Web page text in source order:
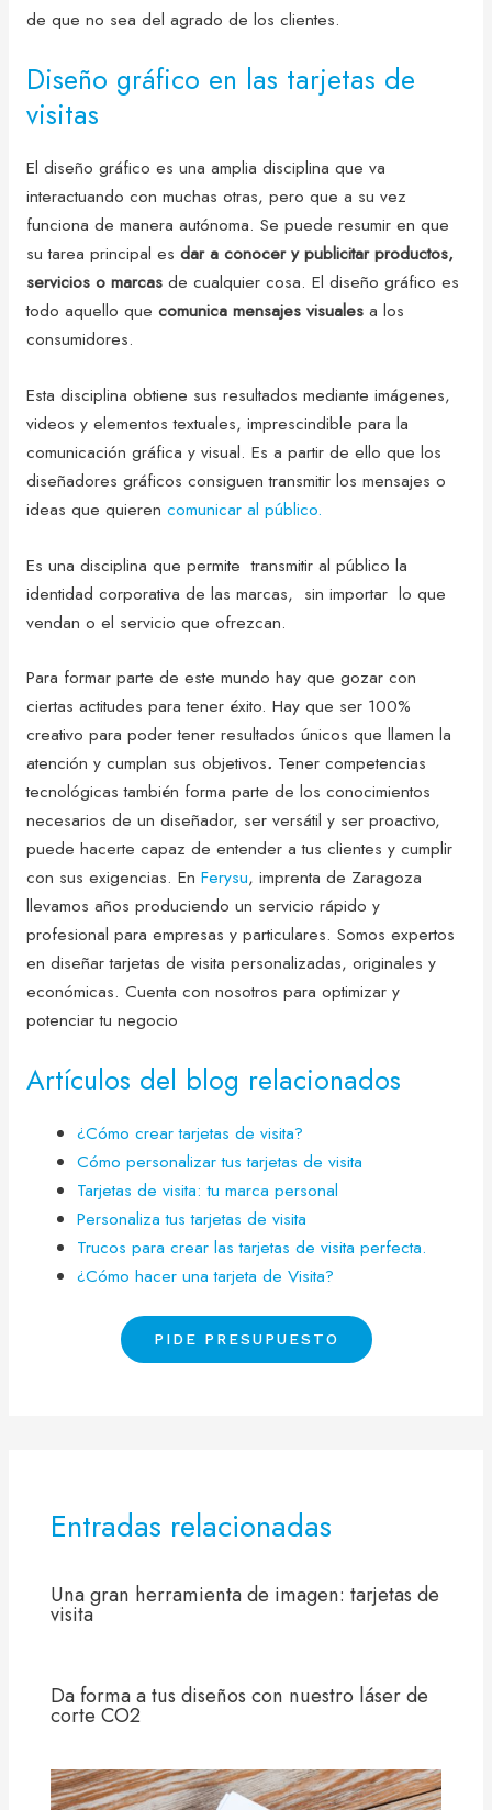
de que no sea del agrado de los clientes.
Diseño gráfico en las tarjetas de
visitas
El diseño gráfico es una amplia disciplina que va
interactuando con muchas otras, pero que a su vez
funciona de manera autónoma. Se puede resumir en que
su tarea principal es dar a conocer y publicitar productos,
servicios o marcas de cualquier cosa. El diseño gráfico es
todo aquello que comunica mensajes visualesa los
consumidores.
Esta disciplina obtiene sus resultados mediante imágenes,
videos y elementos textuales, imprescindible para la
comunicación gráfica y visual. Es a partir de ello que los
diseñadores gráficos consiguen transmitir los mensajes o
ideas que quieren comunicar al público.
Es una disciplina que permite transmitir al público la
identidad corporativa de las marcas, sin importar lo que
vendan o el servicio que ofrezcan.
Para formar parte de este mundo hay que gozar con
ciertas actitudes para tener éxito. Hay que ser 100%
creativo para poder tener resultados únicos que llamen la
atención y cumplan sus objetivos. Tener competencias
tecnológicas también forma parte de los conocimientos
necesarios de un diseñador, ser versátil y ser proactivo,
puede hacerte capaz de entender a tus clientes y cumplir
con sus exigencias. En Ferysu, imprenta de Zaragoza
llevamos años produciendo un servicio rápido y
profesional para empresas y particulares. Somos expertos
en diseñar tarjetas de visita personalizadas, originales y
económicas. Cuenta con nosotros para optimizar y
potenciar tu negocio
Artículos del blog relacionados
¿Cómo crear tarjetas de visita?
Cómo personalizar tus tarjetas de visita
Tarjetas de visita: tu marca personal
Personaliza tus tarjetas de visita
Trucos para crear las tarjetas de visita perfecta.
¿Cómo hacer una tarjeta de Visita?
PIDE PRESUPUESTO
Entradas relacionadas
Una gran herramienta de imagen: tarjetas de
visita
Da forma a tus diseños con nuestro láser de
corte CO2